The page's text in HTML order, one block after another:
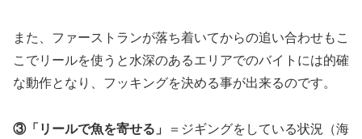
また、ファーストランが落ち着いてからの追い合わせもこ
こでリールを使うと水深のあるエリアでのバイトには的確
な動作となり、フッキングを決める事が出来るのです。
③「リールで魚を寄せる」
＝ジギングをしている状況（海